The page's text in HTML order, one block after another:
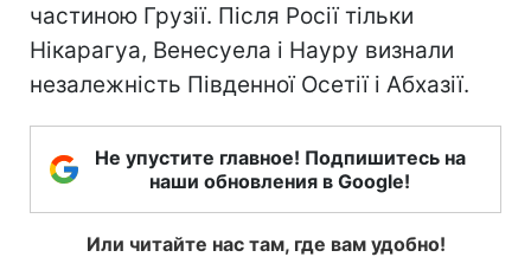
частиною Грузії. Після Росії тільки
Нікарагуа, Венесуела і Науру визнали
незалежність Південної Осетії і Абхазії.
Не упустите главное! Подпишитесь на
наши обновления в Google!
Или читайте нас там, где вам удобно!